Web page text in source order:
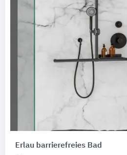
Erlau barrierefreies Bad